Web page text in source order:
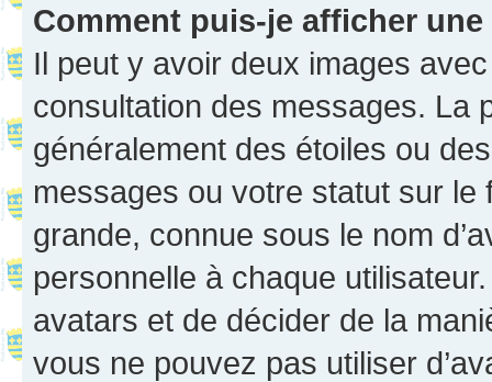
Comment puis-je afficher
Il peut y avoir deux images
consultation des messages. La
généralement des étoiles ou
messages ou votre statut sur
grande, connue sous le nom
personnelle à chaque utilisateur.
avatars et de décider de la
vous ne pouvez pas utiliser